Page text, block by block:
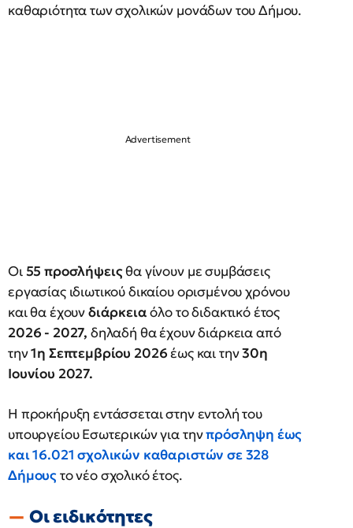
καθαριότητα των σχολικών μονάδων του Δήμου.
Οι55 προσλήψειςθα γίνουν με συμβάσεις
εργασίας ιδιωτικού δικαίου ορισμένου χρόνου
και θα έχουνδιάρκειαόλο το διδακτικό έτος
2026 - 2027, δηλαδή θα έχουν διάρκεια από
την1η Σεπτεμβρίου 2026έως και την30η
Ιουνίου 2027.
Η προκήρυξη εντάσσεται στην εντολή του
υπουργείου Εσωτερικών για τηνπρόσληψη έως
και16.021 σχολικών καθαριστών σε328
Δήμουςτο νέο σχολικό έτος.
Οι ειδικότητες